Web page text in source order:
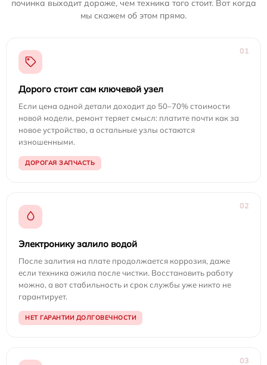
починка выходит дороже, чем техника того стоит. Вот когда
мы скажем об этом прямо.
01
Дорого стоит сам ключевой узел
Если цена одной детали доходит до 50–70% стоимости
новой модели, ремонт теряет смысл: платите почти как за
новое устройство, а остальные узлы остаются
изношенными.
ДОРОГАЯ ЗАПЧАСТЬ
02
Электронику залило водой
После залития на плате продолжается коррозия, даже
если техника ожила после чистки. Восстановить работу
можно, а вот стабильность и срок службы уже никто не
гарантирует.
НЕТ ГАРАНТИИ ДОЛГОВЕЧНОСТИ
03